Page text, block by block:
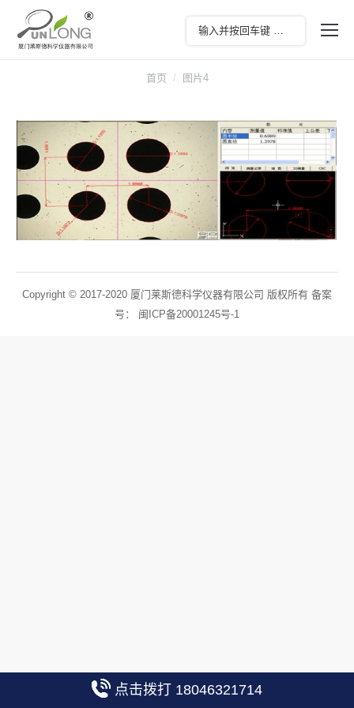
首页 图片4
Copyright © 2017-2020 厦门莱斯德科学仪器有限公司 版权所有 备案
号： 闽ICP备20001245号-1
点击拨打 18046321714